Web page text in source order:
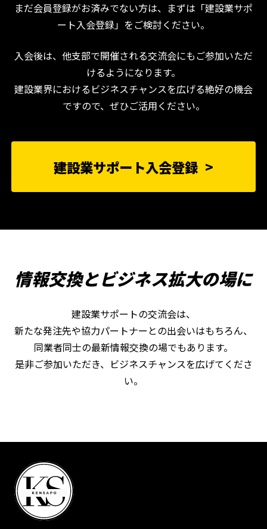
まだ会員登録がお済みでない方は、まずは「建設業サポ
ート入会登録」をご検討ください。
入会後は、他支部で開催される交流会にもご参加いただ
けるようになります。
建設業界におけるビジネスチャンスを広げる絶好の機会
ですので、ぜひご活用ください。
建設業サポート入会登録
情報交換とビジネス拡大の場に
建設業サポートの交流会は、
新たな発注先や協力パートナーとの出会いはもちろん、
同業者同士の最新情報交換の場でもあります。
是非ご参加いただき、ビジネスチャンスを広げてくださ
い。